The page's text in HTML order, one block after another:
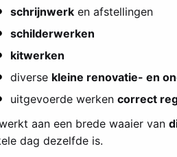
schrijnwerk en afstellingen
schilderwerken
kitwerken
diverse kleine renovatie- en
uitgevoerde werken correct
aan een brede waaier van
dag dezelfde is.